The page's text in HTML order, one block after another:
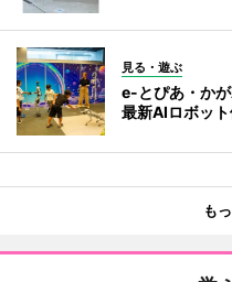
見る・遊ぶ
e-とぴあ・か
最新AIロボッ
も